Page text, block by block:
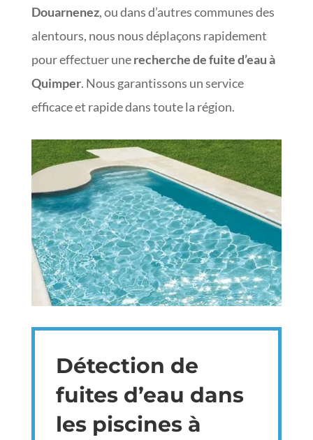
Douarnenez, ou dans d’autres communes des
alentours, nous nous déplaçons rapidement
pour effectuer unerecherche de fuite d’eau à
Quimper. Nous garantissons un service
efficace et rapide dans toute la région.
Détection de
fuites d’eau dans
les piscines à